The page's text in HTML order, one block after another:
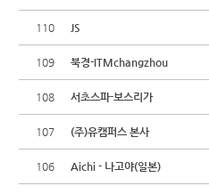
110 JS
109 북경-ITMchangzhou
108 서초스파-보스리가
107 (주)유캠퍼스 본사
106 Aichi - 나고야(일본)